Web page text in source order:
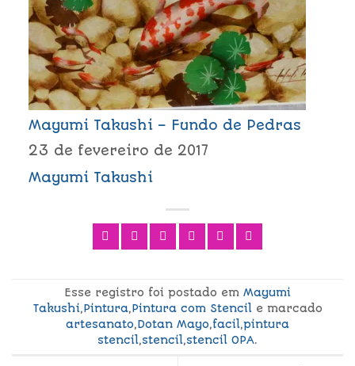
Mayumi Takushi – Fundo de Pedras
23 de fevereiro de 2017
Mayumi Takushi
Esse registro foi postado em Mayumi
Takushi,Pintura,Pintura com Stencile marcado
artesanato,Dotan Mayo,facil,pintura
stencil,stencil,stencil OPA.